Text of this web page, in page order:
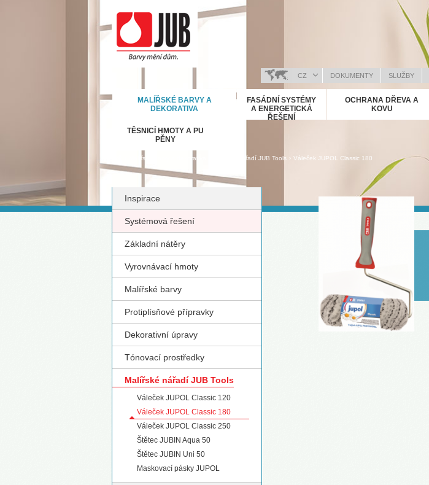
DOKUMENTY SLUŽBY
BOSANSKI (BOSNIAN)
HRVATSKI (CROATIAN)
CZ
ENGLISH (ENGLISH)
KOSOVA (KOSOVO)
МАКЕДОНСКИ (MACEDONIAN)
MALÍŘSKÉ BARVY A
DEKORATIVA
FASÁDNÍ SYSTÉMY
A ENERGETICKÁ
ŘEŠENÍ
OCHRANA DŘEVA A
KOVU
TĚSNICÍ HMOTY A PU
PĚNY
Malířské barvy a dekorativa Malířské nářadí JUB Tools › Váleček JUPOL Classic 180
Inspirace
Systémová řešení
Základní nátěry
Vyrovnávací hmoty
Malířské barvy
Protiplísňové přípravky
Dekorativní úpravy
Tónovací prostředky
Malířské nářadí JUB Tools
Váleček JUPOL Classic 120
Váleček JUPOL Classic 180
Váleček JUPOL Classic 250
Štětec JUBIN Aqua 50
Štětec JUBIN Uni 50
Maskovací pásky JUPOL